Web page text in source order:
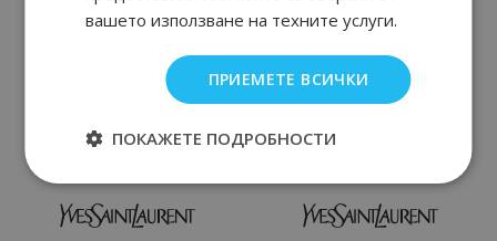
вашето използване на техните услуги.
ПРИЕМЕТЕ ВСИЧКИ
ПОКАЖЕТЕ ПОДРОБНОСТИ